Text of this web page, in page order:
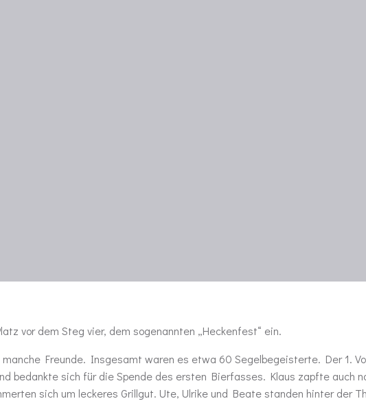
vor dem Steg vier, dem sogenannten „Heckenfest“ ein.
Freunde. Insgesamt waren es etwa 60 Segelbegeisterte. Der 1.
bedankte sich für die Spende des ersten Bierfasses. Klaus zapfte auch
sich um leckeres Grillgut. Ute, Ulrike und Beate standen hinter der